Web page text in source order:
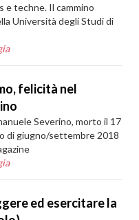
e techne. Il cammino
Università degli Studi di
felicità nel
Severino, morto il 17
di giugno/settembre 2018
ed esercitare la